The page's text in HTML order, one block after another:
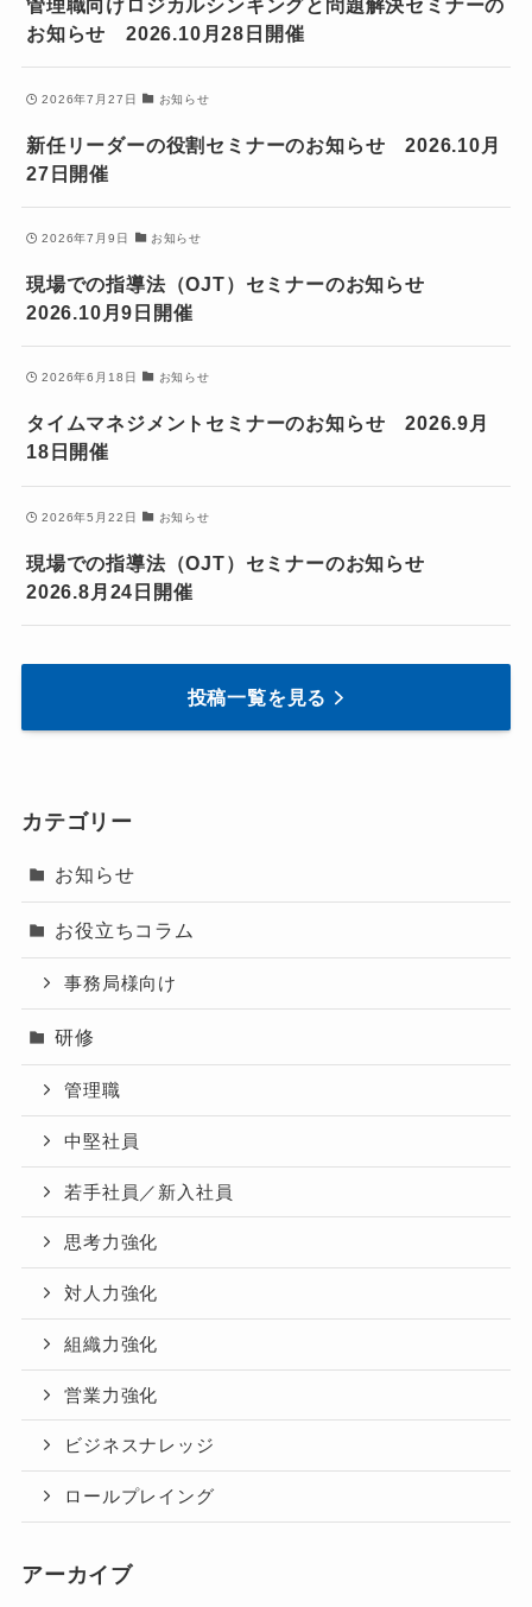
管理職向けロジカルシンキングと問題解決セミナーの
お知らせ 2026.10月28日開催
2026年7月27日 お知らせ
新任リーダーの役割セミナーのお知らせ 2026.10月
27日開催
2026年7月9日 お知らせ
現場での指導法（OJT）セミナーのお知らせ
2026.10月9日開催
2026年6月18日 お知らせ
タイムマネジメントセミナーのお知らせ 2026.9月
18日開催
2026年5月22日 お知らせ
現場での指導法（OJT）セミナーのお知らせ
2026.8月24日開催
投稿一覧を見る
カテゴリー
お知らせ
お役立ちコラム
事務局様向け
研修
管理職
中堅社員
若手社員／新入社員
思考力強化
対人力強化
組織力強化
営業力強化
ビジネスナレッジ
ロールプレイング
アーカイブ